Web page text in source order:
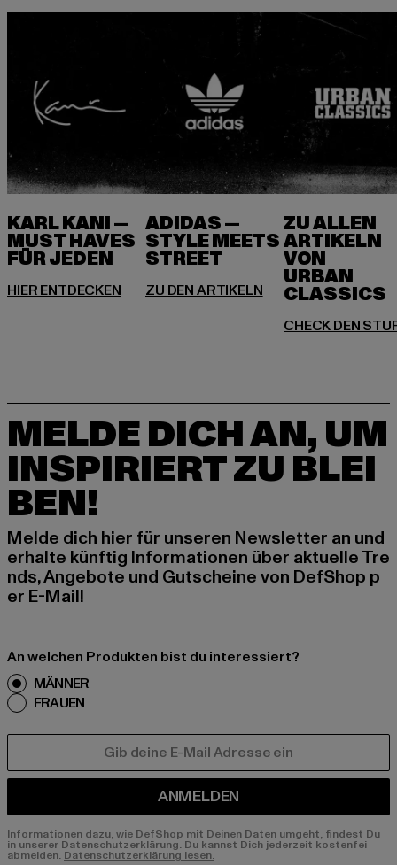
KARL KANI —
MUST HAVES
FÜR JEDEN
ADIDAS —
STYLE MEETS
ZU ALLEN
ARTIKELN
VON
URBAN
MELDE DICH AN, UM
INSPIRIERT ZU BLEI
BEN!
Melde dich hier für unseren Newsletter an und
erhalte künftig Informationen über aktuelle Tre
nds, Angebote und Gutscheine von DefShop p
er E-Mail!
An welchen Produkten bist du interessiert?
MÄNNER
FRAUEN
ANMELDEN
Informationen dazu, wie DefShop mit Deinen Daten umgeht, findest Du
in unserer Datenschutzerklärung. Du kannst Dich jederzeit kostenfei
abmelden. Datenschutzerklärung lesen.